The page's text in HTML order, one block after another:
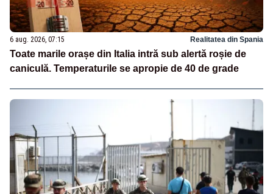
6 aug. 2026, 07:15 Realitatea din Spania
Toate marile orașe din Italia intră sub alertă roșie de
caniculă. Temperaturile se apropie de 40 de grade